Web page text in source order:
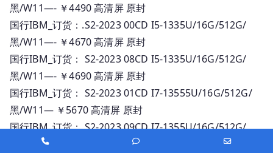
黑/W11—- ￥4490 高清屏 原封
国行IBM_订货：.S2-2023 00CD I5-1335U/16G/512G/
黑/W11—- ￥4670 高清屏 原封
国行IBM_订货： S2-2023 08CD I5-1335U/16G/512G/
黑/W11—- ￥4690 高清屏 原封
国行IBM_订货： S2-2023 01CD I7-13555U/16G/512G/
黑/W11— ￥5670 高清屏 原封
国行IBM_订货： S2-2023 09CD I7-1355U/16G/512G/
黑/W11—- ￥5690 高清屏 原封